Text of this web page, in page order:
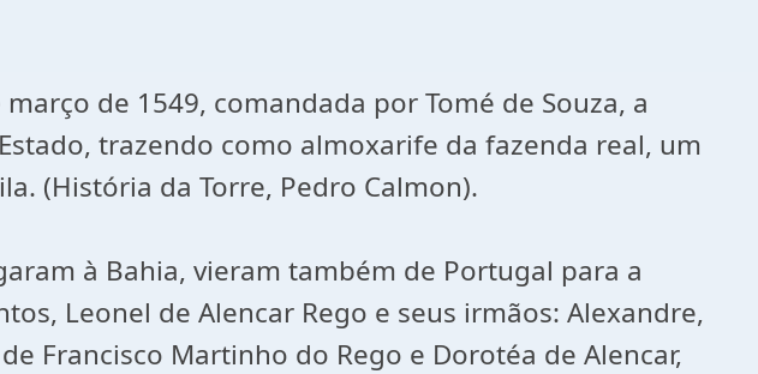
de 1549, comandada por Tomé de Souza, a
trazendo como almoxarife da fazenda real, um
(História da Torre, Pedro Calmon).
à Bahia, vieram também de Portugal para a
Leonel de Alencar Rego e seus irmãos: Alexandre,
Francisco Martinho do Rego e Dorotéa de Alencar,